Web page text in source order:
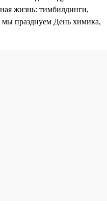
жизнь: тимбилдинги,
мы празднуем День химика,